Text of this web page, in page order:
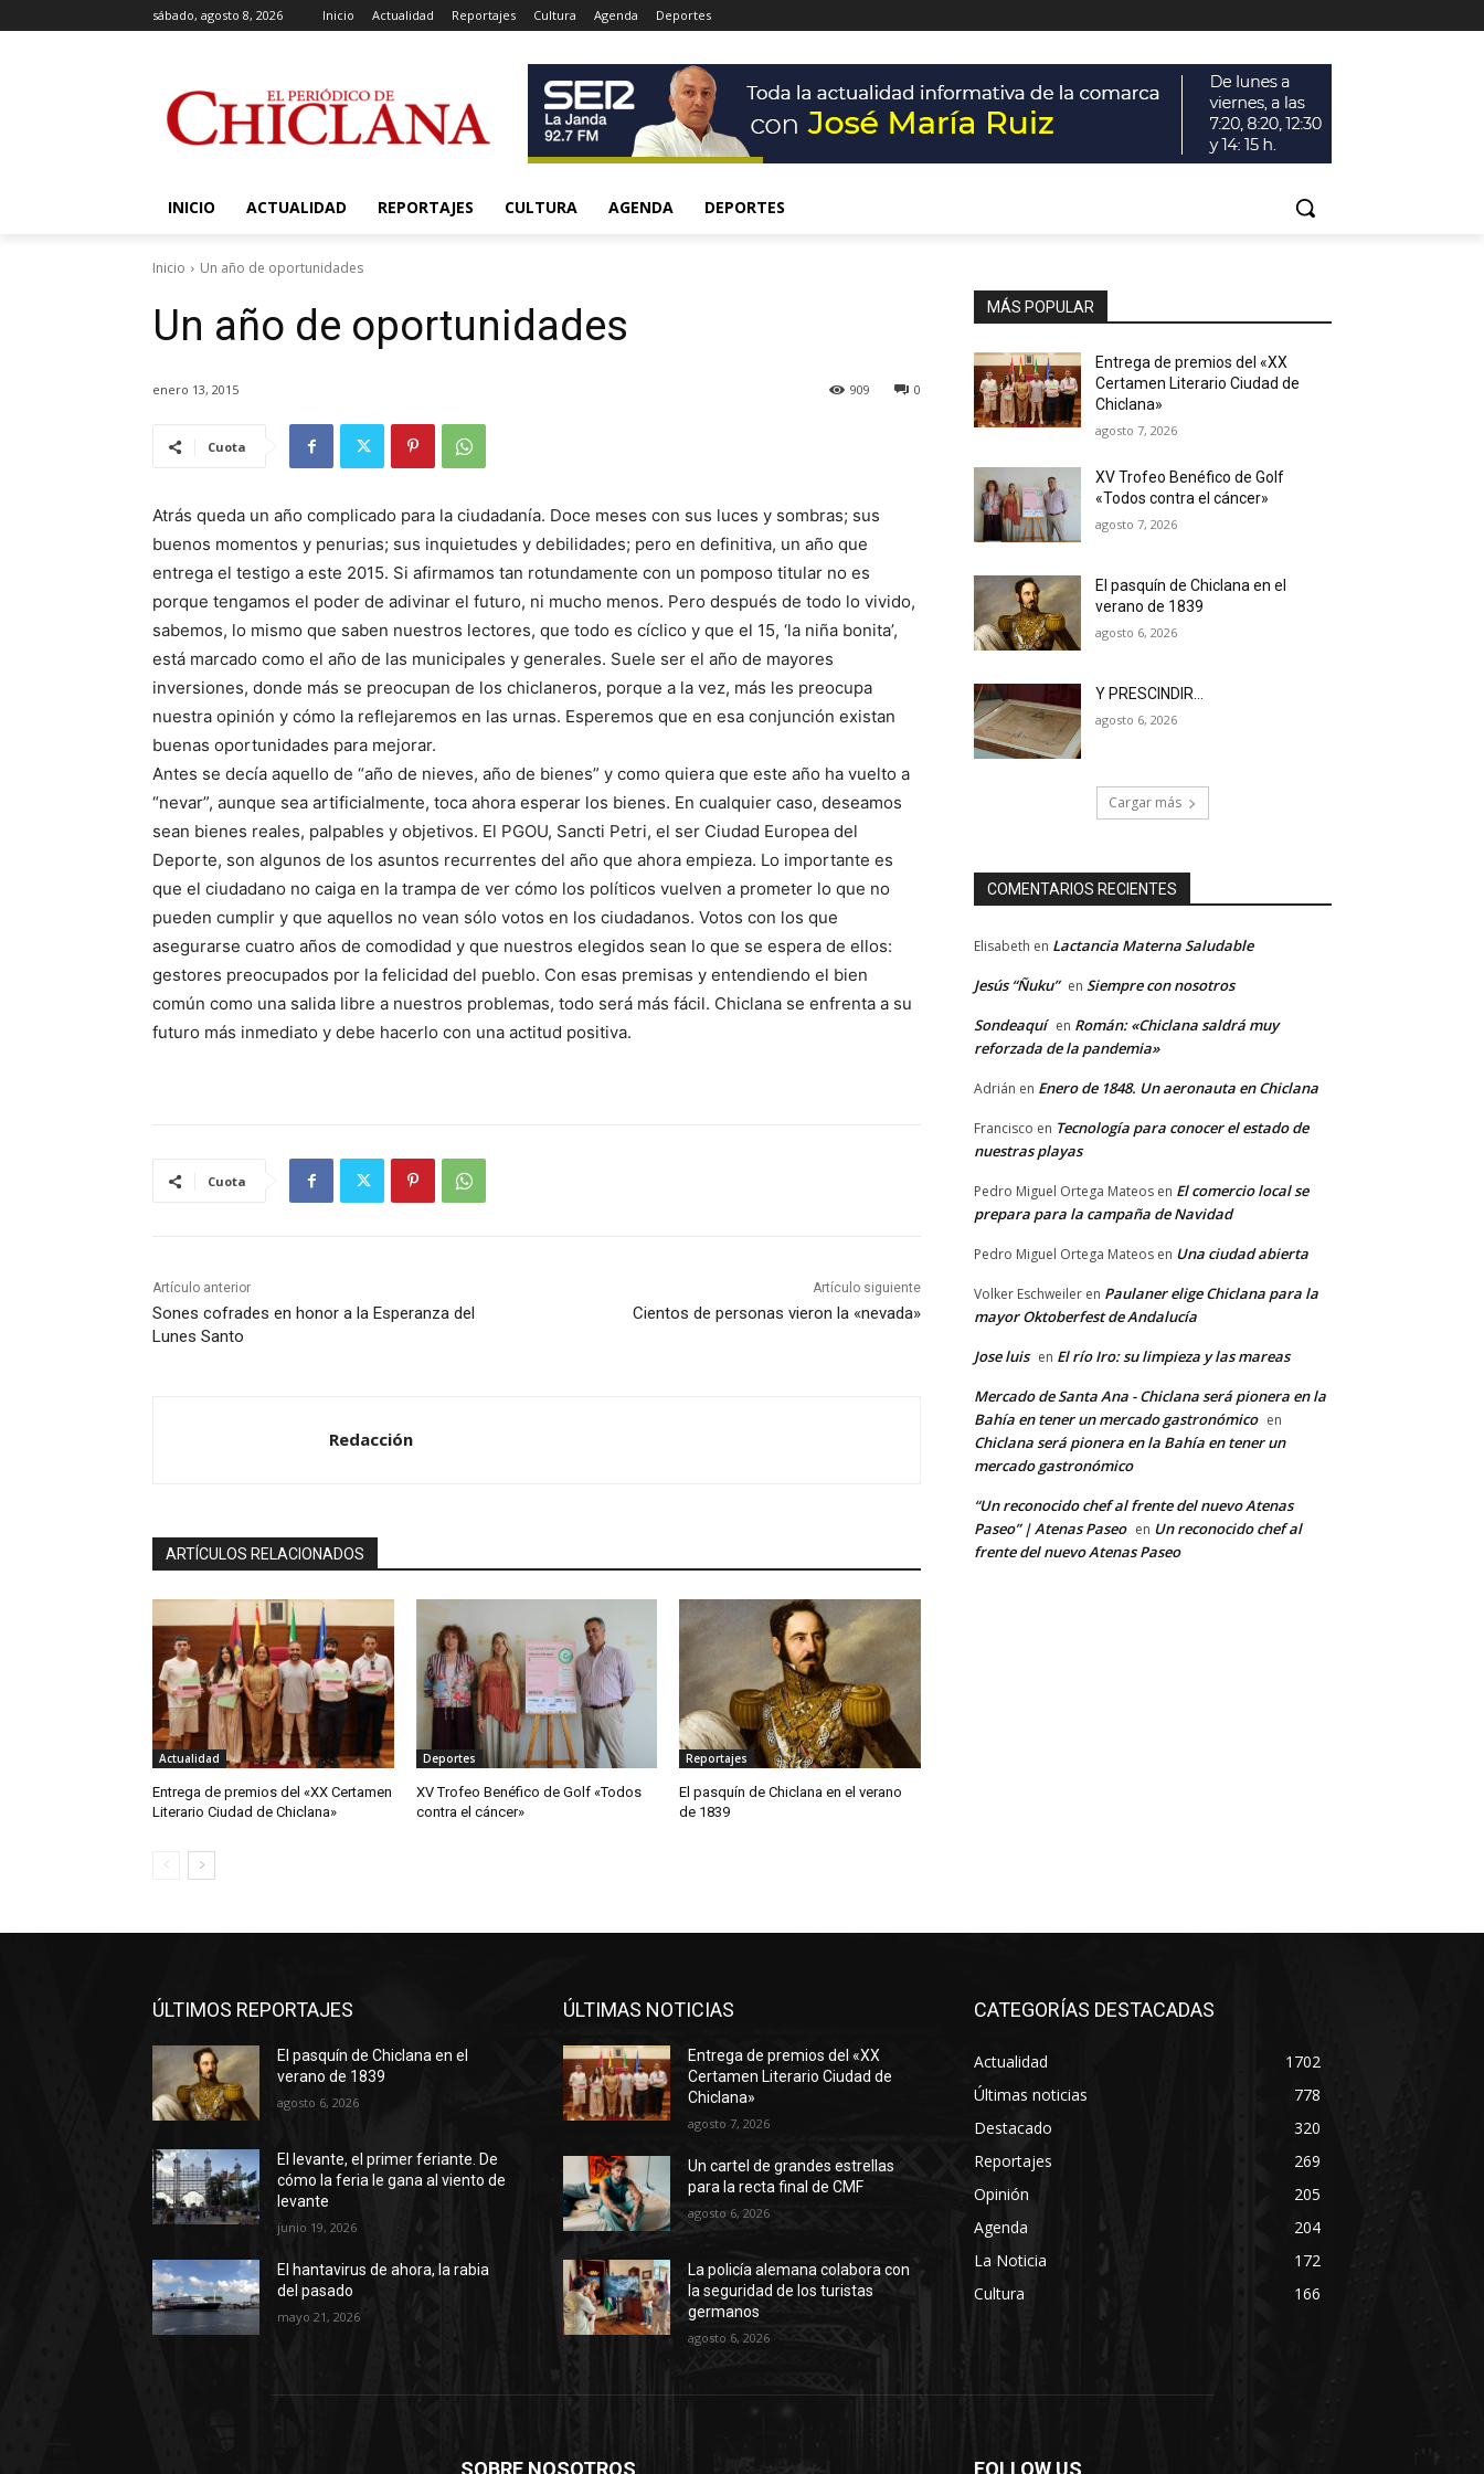
sábado, agosto 8, 2026 Inicio Actualidad Reportajes Cultura Agenda Deportes
INICIO ACTUALIDAD REPORTAJES CULTURA AGENDA DEPORTES
Inicio Un año de oportunidades
Un año de oportunidades
enero 13, 2015 0
909
Cuota
Atrás queda un año complicado para la ciudadanía. Doce meses con sus luces y sombras; sus
buenos momentos y penurias; sus inquietudes y debilidades; pero en definitiva, un año que
entrega el testigo a este 2015. Si afirmamos tan rotundamente con un pomposo titular no es
porque tengamos el poder de adivinar el futuro, ni mucho menos. Pero después de todo lo vivido,
sabemos, lo mismo que saben nuestros lectores, que todo es cíclico y que el 15, ‘la niña bonita’,
está marcado como el año de las municipales y generales. Suele ser el año de mayores
inversiones, donde más se preocupan de los chiclaneros, porque a la vez, más les preocupa
nuestra opinión y cómo la reflejaremos en las urnas. Esperemos que en esa conjunción existan
buenas oportunidades para mejorar.
Antes se decía aquello de “año de nieves, año de bienes” y como quiera que este año ha vuelto a
“nevar”, aunque sea artificialmente, toca ahora esperar los bienes. En cualquier caso, deseamos
sean bienes reales, palpables y objetivos. El PGOU, Sancti Petri, el ser Ciudad Europea del
Deporte, son algunos de los asuntos recurrentes del año que ahora empieza. Lo importante es
que el ciudadano no caiga en la trampa de ver cómo los políticos vuelven a prometer lo que no
pueden cumplir y que aquellos no vean sólo votos en los ciudadanos. Votos con los que
asegurarse cuatro años de comodidad y que nuestros elegidos sean lo que se espera de ellos:
gestores preocupados por la felicidad del pueblo. Con esas premisas y entendiendo el bien
común como una salida libre a nuestros problemas, todo será más fácil. Chiclana se enfrenta a su
futuro más inmediato y debe hacerlo con una actitud positiva.
Cuota
Artículo anterior
Sones cofrades en honor a la Esperanza del
Lunes Santo
Artículo siguiente
Cientos de personas vieron la «nevada»
Redacción
ARTÍCULOS RELACIONADOS
Actualidad
Entrega de premios del «XX Certamen
Literario Ciudad de Chiclana»
Deportes
XV Trofeo Benéfico de Golf «Todos
contra el cáncer»
Reportajes
El pasquín de Chiclana en el verano
de 1839
MÁS POPULAR
Entrega de premios del «XX
Certamen Literario Ciudad de
Chiclana»
agosto 7, 2026
XV Trofeo Benéfico de Golf
«Todos contra el cáncer»
agosto 7, 2026
El pasquín de Chiclana en el
verano de 1839
agosto 6, 2026
Y PRESCINDIR…
agosto 6, 2026
Cargar más
COMENTARIOS RECIENTES
Elisabeth en Lactancia Materna Saludable
Jesús “Ñuku” en Siempre con nosotros
Sondeaquí en Román: «Chiclana saldrá muy
reforzada de la pandemia»
Adrián en Enero de 1848. Un aeronauta en Chiclana
Francisco en Tecnología para conocer el estado de
nuestras playas
Pedro Miguel Ortega Mateos en El comercio local se
prepara para la campaña de Navidad
Pedro Miguel Ortega Mateos en Una ciudad abierta
Volker Eschweiler en Paulaner elige Chiclana para la
mayor Oktoberfest de Andalucía
Jose luis en El río Iro: su limpieza y las mareas
Mercado de Santa Ana - Chiclana será pionera en la
Bahía en tener un mercado gastronómico en
Chiclana será pionera en la Bahía en tener un
mercado gastronómico
“Un reconocido chef al frente del nuevo Atenas
Paseo” | Atenas Paseo en Un reconocido chef al
frente del nuevo Atenas Paseo
ÚLTIMOS REPORTAJES
El pasquín de Chiclana en el
verano de 1839
agosto 6, 2026
El levante, el primer feriante. De
cómo la feria le gana al viento de
levante
junio 19, 2026
El hantavirus de ahora, la rabia
del pasado
mayo 21, 2026
ÚLTIMAS NOTICIAS
Entrega de premios del «XX
Certamen Literario Ciudad de
Chiclana»
agosto 7, 2026
Un cartel de grandes estrellas
para la recta final de CMF
agosto 6, 2026
La policía alemana colabora con
la seguridad de los turistas
germanos
agosto 6, 2026
CATEGORÍAS DESTACADAS
Actualidad
1702
Últimas noticias
778
Destacado
320
Reportajes
269
Opinión
205
Agenda
204
La Noticia
172
Cultura
166
SOBRE NOSOTROS FOLLOW US